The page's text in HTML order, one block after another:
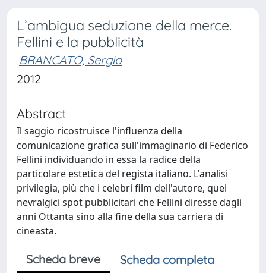
L’ambigua seduzione della merce.
Fellini e la pubblicità
BRANCATO, Sergio
2012
Abstract
Il saggio ricostruisce l'influenza della
comunicazione grafica sull'immaginario di Federico
Fellini individuando in essa la radice della
particolare estetica del regista italiano. L'analisi
privilegia, più che i celebri film dell'autore, quei
nevralgici spot pubblicitari che Fellini diresse dagli
anni Ottanta sino alla fine della sua carriera di
cineasta.
Scheda breve
Scheda completa